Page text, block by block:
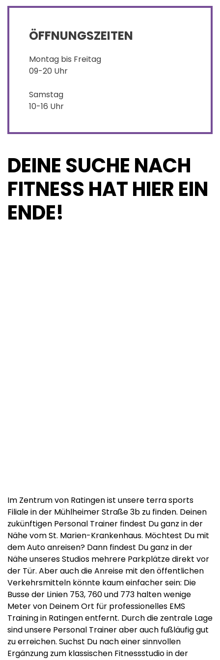
ÖFFNUNGSZEITEN
Montag bis Freitag
09-20 Uhr
Samstag
10-16 Uhr
DEINE SUCHE NACH
FITNESS HAT HIER EIN
ENDE!
Im Zentrum von Ratingen ist unsere terra sports
Filiale in der Mühlheimer Straße 3b zu finden. Deinen
zukünftigen Personal Trainer findest Du ganz in der
Nähe vom St. Marien-Krankenhaus. Möchtest Du mit
dem Auto anreisen? Dann findest Du ganz in der
Nähe unseres Studios mehrere Parkplätze direkt vor
der Tür. Aber auch die Anreise mit den öffentlichen
Verkehrsmitteln könnte kaum einfacher sein: Die
Busse der Linien 753, 760 und 773 halten wenige
Meter von Deinem Ort für professionelles EMS
Training in Ratingen entfernt. Durch die zentrale Lage
sind unsere Personal Trainer aber auch fußläufig gut
zu erreichen. Suchst Du nach einer sinnvollen
Ergänzung zum klassischen Fitnessstudio in der